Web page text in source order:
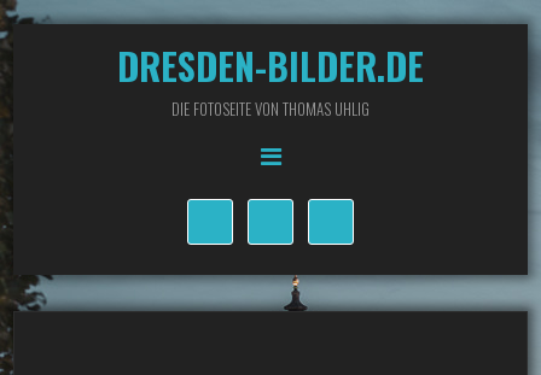
DRESDEN-BILDER.DE
DIE FOTOSEITE VON THOMAS UHLIG